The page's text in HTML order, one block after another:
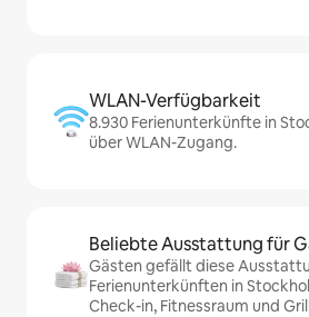
WLAN-Verfügbarkeit
8.930 Ferienunterkünfte in
über WLAN-Zugang.
Beliebte Ausstattung für
Gästen gefällt diese
Ferienunterkünften in
Check-in, Fitnessraum und